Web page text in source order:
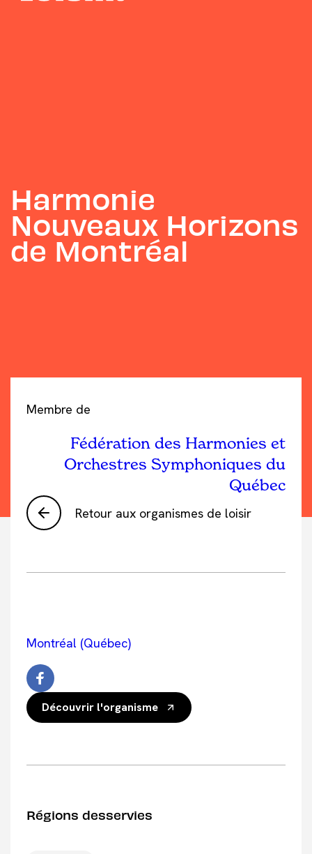
Harmonie
Nouveaux Horizons
de Montréal
Retour aux organismes de loisir
Membre de
Fédération des Harmonies et
Orchestres Symphoniques du
Québec
Montréal (Québec)
Découvrir l'organisme
Régions desservies